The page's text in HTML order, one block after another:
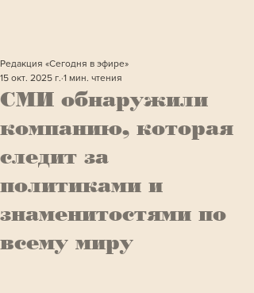
СМИ обнаружили
компанию, которая
следит за
политиками и
знаменитостями по
всему миру
Редакция «Сегодня в эфире»
15 окт. 2025 г. 1 мин. чтения